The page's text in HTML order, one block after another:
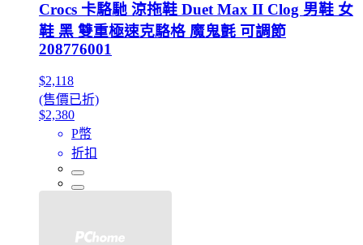
Crocs 卡駱馳 涼拖鞋 Duet Max II Clog 男鞋 女
鞋 黑 雙重極速克駱格 魔鬼氈 可調節
208776001
$2,118
(售價已折)
$2,380
P幣
折扣